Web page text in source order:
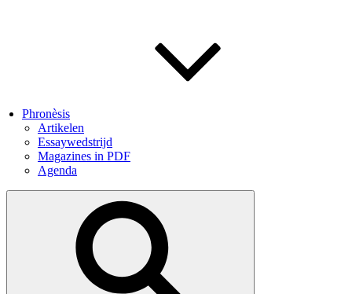
Phronèsis
Artikelen
Essaywedstrijd
Magazines in PDF
Agenda